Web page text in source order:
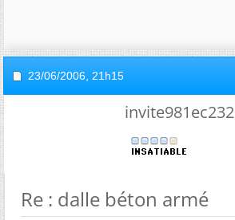
23/06/2006, 21h15
invite981ec232
Re : dalle béton armé